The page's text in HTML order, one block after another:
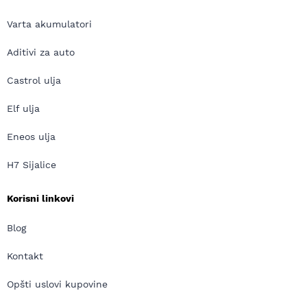
Varta akumulatori
Aditivi za auto
Castrol ulja
Elf ulja
Eneos ulja
H7 Sijalice
Korisni linkovi
Blog
Kontakt
Opšti uslovi kupovine